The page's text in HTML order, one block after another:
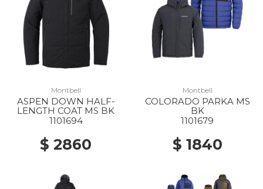
Montbell
ASPEN DOWN HALF-
LENGTH COAT MS BK
1101694
$ 2860
Montbell
COLORADO PARKA MS
BK
1101679
$ 1840